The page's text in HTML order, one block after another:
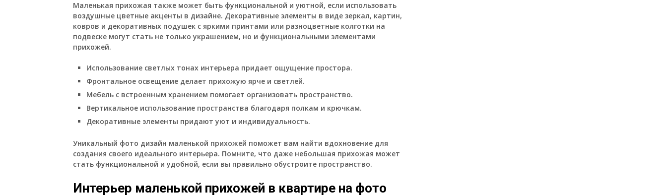
Маленькая прихожая также может быть функциональной и уютной, если использовать
воздушные цветные акценты в дизайне. Декоративные элементы в виде зеркал, картин,
ковров и декоративных подушек с яркими принтами или разноцветные колготки на
подвеске могут стать не только украшением, но и функциональными элементами
прихожей.
Использование светлых тонах интерьера придает ощущение простора.
Фронтальное освещение делает прихожую ярче и светлей.
Мебель с встроенным хранением помогает организовать пространство.
Вертикальное использование пространства благодаря полкам и крючкам.
Декоративные элементы придают уют и индивидуальность.
Уникальный фото дизайн маленькой прихожей поможет вам найти вдохновение для
создания своего идеального интерьера. Помните, что даже небольшая прихожая может
стать функциональной и удобной, если вы правильно обустроите пространство.
Интерьер маленькой прихожей в квартире на фото